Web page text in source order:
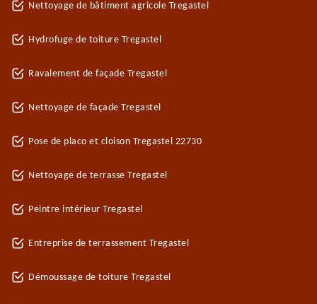
Nettoyage de bâtiment agricole Tregastel
Hydrofuge de toiture Tregastel
Ravalement de façade Tregastel
Nettoyage de façade Tregastel
Pose de placo et cloison Tregastel 22730
Nettoyage de terrasse Tregastel
Peintre intérieur Tregastel
Entreprise de terrassement Tregastel
Démoussage de toiture Tregastel